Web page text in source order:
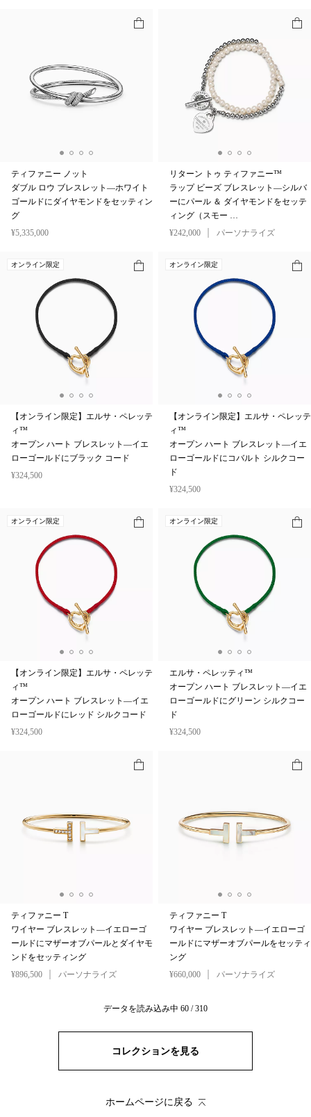
ティファニー ノット
ダブル ロウ ブレスレット—ホワイト
ゴールドにダイヤモンドをセッティン
グ
¥5,335,000
リターン トゥ ティファニー™
ラップ ビーズ ブレスレット—シルバ
ーにパール ＆ ダイヤモンドをセッテ
ィング（スモー …
¥242,000
パーソナライズ
オンライン限定
【オンライン限定】エルサ・ペレッテ
ィ™
オープン ハート ブレスレット—イエ
ローゴールドにブラック コード
¥324,500
オンライン限定
【オンライン限定】エルサ・ペレッテ
ィ™
オープン ハート ブレスレット—イエ
ローゴールドにコバルト シルクコー
ド
¥324,500
オンライン限定
【オンライン限定】エルサ・ペレッテ
ィ™
オープン ハート ブレスレット—イエ
ローゴールドにレッド シルクコード
¥324,500
オンライン限定
エルサ・ペレッティ™
オープン ハート ブレスレット—イエ
ローゴールドにグリーン シルクコー
ド
¥324,500
ティファニー T
ワイヤー ブレスレット—イエローゴ
ールドにマザーオブパールとダイヤモ
ンドをセッティング
¥896,500
パーソナライズ
ティファニー T
ワイヤー ブレスレット—イエローゴ
ールドにマザーオブパールをセッティ
ング
¥660,000
パーソナライズ
データを読み込み中
コレクションを見る
ホームページに戻る